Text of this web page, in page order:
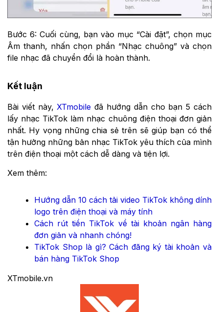
Bước 6: Cuối cùng, bạn vào mục “Cài đặt”, chọn mục
Âm thanh, nhấn chọn phần “Nhạc chuông” và chọn
file nhạc đã chuyển đổi là hoàn thành.
Kết luận
Bài viết này,XTmobile đã hướng dẫn cho bạn 5 cách
lấy nhạc TikTok làm nhạc chuông điện thoại đơn giản
nhất. Hy vọng những chia sẻ trên sẽ giúp bạn có thể
tận hưởng những bản nhạc TikTok yêu thích của mình
trên điện thoại một cách dễ dàng và tiện lợi.
Xem thêm:
Hướng dẫn 10 cách tải video TikTok không dính
logo trên điện thoại và máy tính
Cách rút tiền TikTok về tài khoản ngân hàng
đơn giản và nhanh chóng!
TikTok Shop là gì? Cách đăng ký tài khoản và
bán hàng TikTok Shop
XTmobile.vn